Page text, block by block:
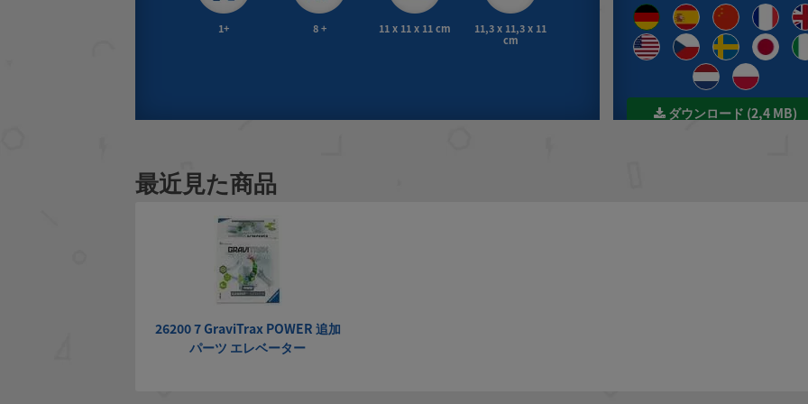
1+ 8 + 11 x 11 x 11 cm
11,3 x 11,3 x 11
cm
ダウンロード (2,4 MB)
最近見た商品
26200 7 GraviTrax POWER 追加
パーツ エレベーター